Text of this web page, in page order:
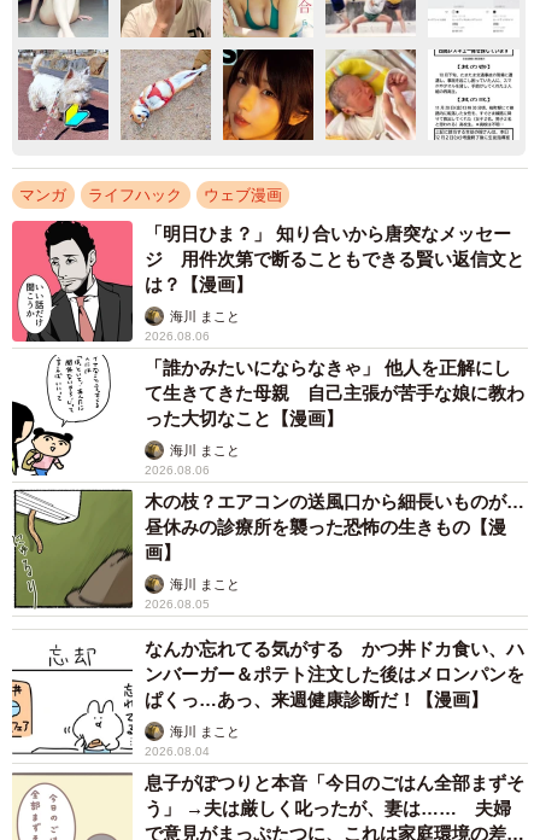
マンガ ライフハック ウェブ漫画
「明日ひま？」 知り合いから唐突なメッセー
ジ 用件次第で断ることもできる賢い返信文と
は？【漫画】
海川 まこと
2026.08.06
「誰かみたいにならなきゃ」 他人を正解にし
て生きてきた母親 自己主張が苦手な娘に教わ
った大切なこと【漫画】
海川 まこと
2026.08.06
木の枝？エアコンの送風口から細長いものが…
昼休みの診療所を襲った恐怖の生きもの【漫
画】
海川 まこと
2026.08.05
なんか忘れてる気がする かつ丼ドカ食い、ハ
ンバーガー＆ポテト注文した後はメロンパンを
ぱくっ…あっ、来週健康診断だ！【漫画】
海川 まこと
2026.08.04
息子がぽつりと本音「今日のごはん全部まずそ
う」 →夫は厳しく叱ったが、妻は…… 夫婦
で意見がまっぷたつに、これは家庭環境の差？